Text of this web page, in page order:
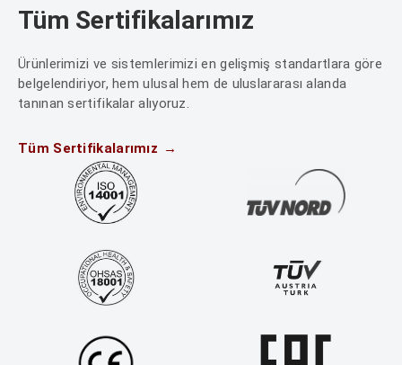
Tüm Sertifikalarımız
Ürünlerimizi ve sistemlerimizi en gelişmiş standartlara göre
belgelendiriyor, hem ulusal hem de uluslararası alanda
tanınan sertifikalar alıyoruz.
Tüm Sertifikalarımız →